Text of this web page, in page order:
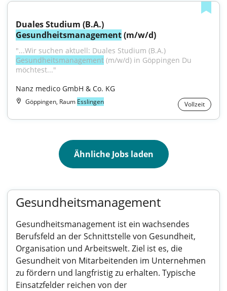
Gesundheitsmanagement (m/w/d)
Gesundheitsmanagement (m/w/d) in Göppingen Du
möchtest..."
Nanz medico GmbH & Co. KG
Göppingen, Raum Esslingen Vollzeit
Ähnliche Jobs laden
Gesundheitsmanagement
Gesundheitsmanagement ist ein wachsendes
Berufsfeld an der Schnittstelle von Gesundheit,
Organisation und Arbeitswelt. Ziel ist es, die
Gesundheit von Mitarbeitenden im Unternehmen
zu fördern und langfristig zu erhalten. Typische
Einsatzfelder reichen von der